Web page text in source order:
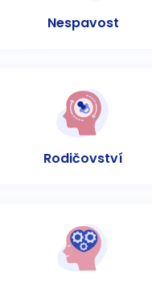
Nespavost
Rodičovství